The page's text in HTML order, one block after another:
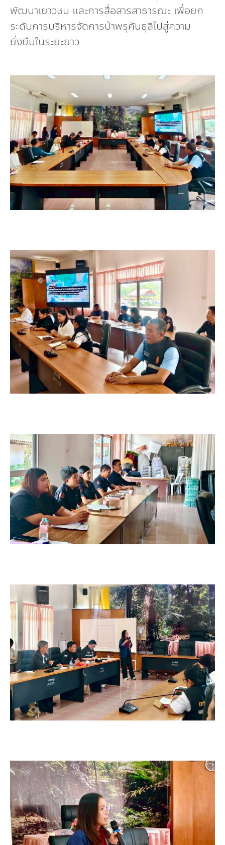
พัฒนาเยาวชน และการสื่อสารสาธารณะ เพื่อยก
ระดับการบริหารจัดการป่าพรุคันธุลีไปสู่ความ
ยั่งยืนในระยะยาว